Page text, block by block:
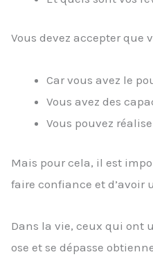
Vous devez accepter que
Car vous avez le
Vous avez des
Vous pouvez
Mais pour cela, il est
faire confiance et d’avoir
Dans la vie, ceux qui ont
ose et se dépasse